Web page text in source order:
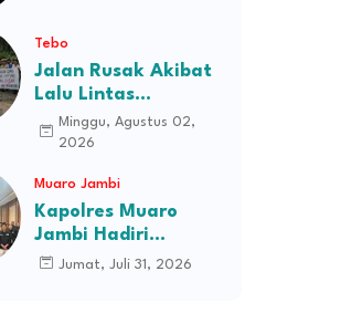
Tebo
Jalan Rusak Akibat
Lalu Lintas
Kendaraan
Perusahaan,
Desa Kec Tebo Ilir
Bakal Blokade Jalan
Minggu, Agustus 02,
2026
Muaro Jambi
Kapolres Muaro
Jambi Hadiri
Pelantikan Pengurus
Jumat, Juli 31, 2026